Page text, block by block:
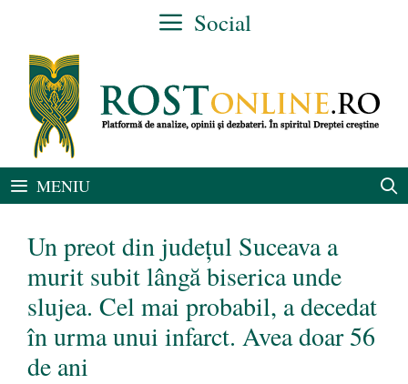
conținut
Social
MENIU
Un preot din județul Suceava a
murit subit lângă biserica unde
slujea. Cel mai probabil, a decedat
în urma unui infarct. Avea doar 56
de ani